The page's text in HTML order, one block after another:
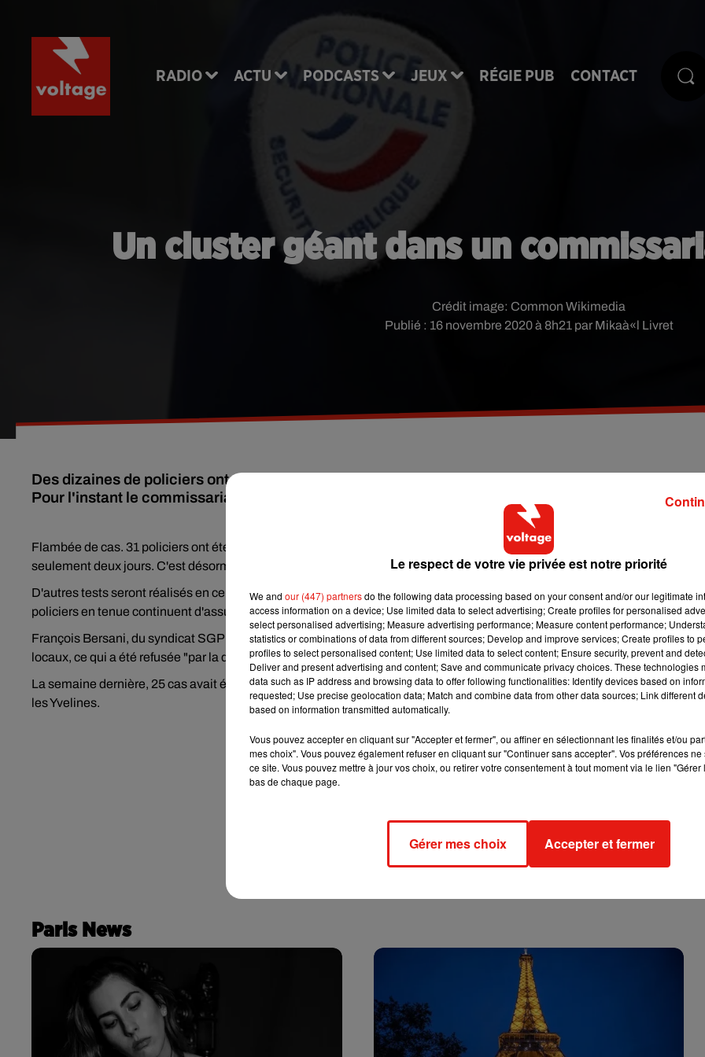
RADIO ACTU PODCASTS JEUX RÉGIE PUB CONTACT
Un cluster géant dans un
Publié : 16 novembre 2020 à 8h21 par Mikaà«l Livret
Crédit image: Common Wikimedia
Des dizaines de policiers ont été testés positifs à Saint-Germain-en-Laye en l'espace de deux jours.
Pour l'instant le commissariat reste ouvert.
Flambée de cas. 31 policiers ont été testés positifs au Covid-19 au commissariat de Saint-Germain-en-Laye (Yvelines) en
seulement deux jours. C'est désormais le plus gros foyer épidémique policier dans les Yvelines.
D'autres tests seront réalisés en ce début de semaine, pour savoir si d'autres fonctionnaires ont été contaminés. Les
policiers en tenue continuent d'assurer leurs missions, selon Le Parisien.
François Bersani, du syndicat SGP Police-FO, cité par le quotidien, a réclamé dès vendredi dernier la fermeture totale des
locaux, ce qui a été refusée "par la direction départementale".
La semaine dernière, 25 cas avait été recensés parmi les fonctionnaires du commissariat deMantes-la-Jolie, toujours
les Yvelines.
Paris News
Le respect de votre vie privée est notre priorité
We and our (447) partnersdo the following data processing based on your consent and/or our legitimate
access information on a device; Use limited data to select advertising; Create profiles for personalised
select personalised advertising; Measure advertising performance; Measure content performance;
statistics or combinations of data from different sources; Develop and improve services; Create profiles to
profiles to select personalised content; Use limited data to select content; Ensure security, prevent and
Deliver and present advertising and content; Save and communicate privacy choices. These technologies
data such as IP address and browsing data to offer following functionalities: Identify devices based on
requested; Use precise geolocation data; Match and combine data from other data sources; Link different
based on information transmitted automatically.
Vous pouvez accepter en cliquant sur "Accepter et fermer", ou affiner en sélectionnant les finalités et/ou
mes choix". Vous pouvez également refuser en cliquant sur "Continuer sans accepter". Vos préférences
ce site. Vous pouvez mettre à jour vos choix, ou retirer votre consentement à tout moment via le lien
bas de chaque page.
Gérer mes choix Accepter et fermer